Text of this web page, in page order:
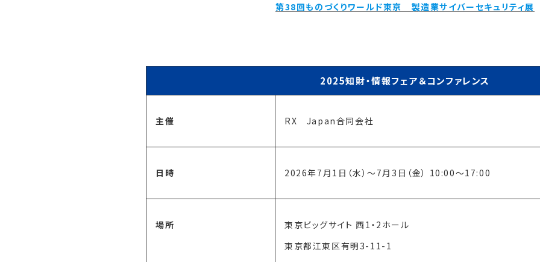
第38回ものづくりワールド東京 製造業サイバーセキュリティ展
2025知財・情報フェア＆コンファレンス
主催 RX Japan合同会社
日時 2026年7月1日（水）～7月3日（金） 10:00～17:00
場所
東京ビッグサイト 西1・2ホール
東京都江東区有明3-11-1